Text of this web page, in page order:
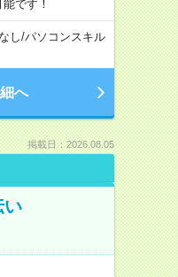
です！
し/パソコンスキル
へ
掲載日：2026.08.05
い